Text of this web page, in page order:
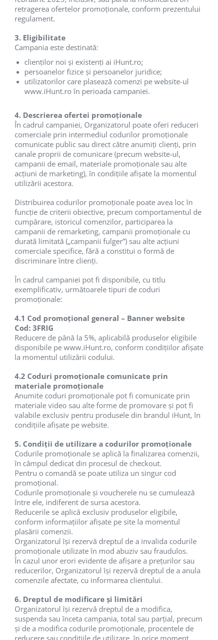
Garden Robots
Pool Robots
Friteuze Aer Cald / Air Fryer
Washing Machines & Dishwashers
Dishwashers
Washing Machines
Dryers
Clothes Dryers
Lazi frigorifice
Trash cans
Blackview Products
Mobile Phones Blackview
Headphones Blackview
Fossibot Products
Mobile Phones Fossibot
Tablets Fossibot
Oukitel Products
Mobile Phones Oukitel
Tablets Oukitel
retragerea ofertelor promoționale, conform prezentului
regulament.
3. Eligibilitate
Campania este destinată:
clienților noi și existenți ai iHunt.ro;
persoanelor fizice și persoanelor juridice;
utilizatorilor care plasează comenzi pe website-ul
www.iHunt.ro în perioada campaniei.
4. Descrierea ofertei promoționale
În cadrul campaniei, Organizatorul poate oferi reduceri
comerciale prin intermediul codurilor promoționale
comunicate public sau direct către anumiți clienți, prin
canale proprii de comunicare (precum website-ul,
campanii de email, materiale promoționale sau alte
acțiuni de marketing), în condițiile afișate la momentul
utilizării acestora.
Distribuirea codurilor promoționale poate avea loc în
funcție de criterii obiective, precum comportamentul de
cumpărare, istoricul comenzilor, participarea la
campanii de remarketing, campanii promoționale cu
durată limitată („campanii fulger”) sau alte acțiuni
comerciale specifice, fără a constitui o formă de
discriminare între clienți.
În cadrul campaniei pot fi disponibile, cu titlu
exemplificativ, următoarele tipuri de coduri
promoționale:
4.1 Cod promoțional general – Banner website
Cod: 3FRIG
Reducere de până la 5%, aplicabilă produselor eligibile
disponibile pe www.iHunt.ro, conform condițiilor afișate
la momentul utilizării codului.
4.2 Coduri promoționale comunicate prin
materiale promoționale
Anumite coduri promoționale pot fi comunicate prin
materiale video sau alte forme de promovare și pot fi
valabile exclusiv pentru produsele din brandul iHunt, în
condițiile afișate pe website.
5. Condiții de utilizare a codurilor promoționale
Codurile promoționale se aplică la finalizarea comenzii,
în câmpul dedicat din procesul de checkout.
Pentru o comandă se poate utiliza un singur cod
promoțional.
Codurile promoționale și voucherele nu se cumulează
între ele, indiferent de sursa acestora.
Reducerile se aplică exclusiv produselor eligibile,
conform informațiilor afișate pe site la momentul
plasării comenzii.
Organizatorul își rezervă dreptul de a invalida codurile
promoționale utilizate în mod abuziv sau fraudulos.
În cazul unor erori evidente de afișare a prețurilor sau
reducerilor, Organizatorul își rezervă dreptul de a anula
comenzile afectate, cu informarea clientului.
6. Dreptul de modificare și limitări
Organizatorul își rezervă dreptul de a modifica,
suspenda sau înceta campania, total sau parțial, precum
și de a modifica codurile promoționale, procentele de
reducere sau condițiile de utilizare, în orice moment,